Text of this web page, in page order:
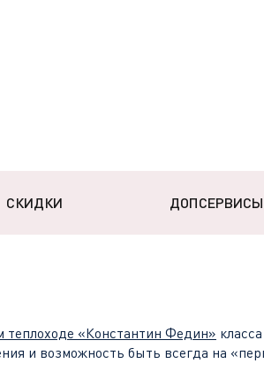
СКИДКИ ДОПСЕРВИСЫ
теплоходе «Константин Федин» класса
и возможность быть всегда на